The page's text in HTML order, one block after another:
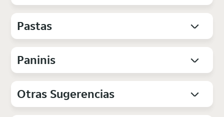
Pastas
Paninis
Otras Sugerencias